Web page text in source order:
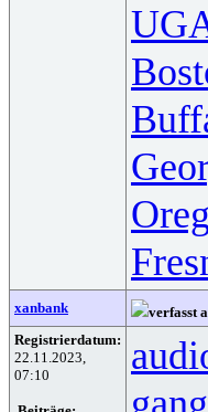
xanbank verfasst
Registrierdatum:
22.11.2023,
07:10